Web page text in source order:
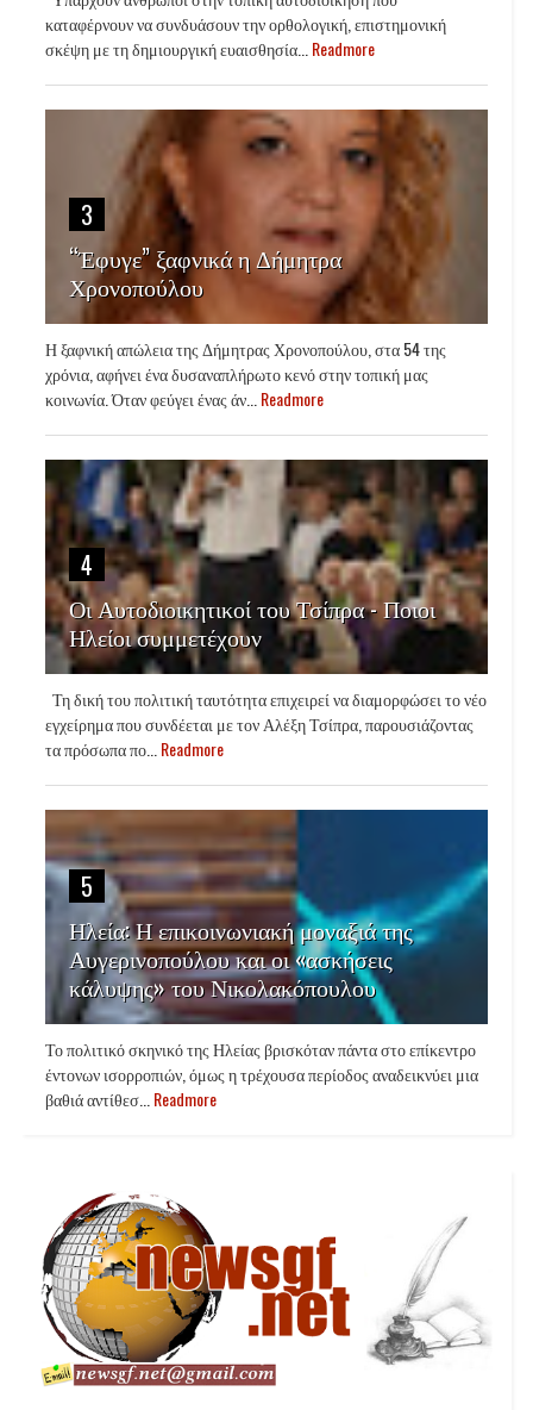
καταφέρνουν να συνδυάσουν την ορθολογική, επιστημονική
σκέψη με τη δημιουργική ευαισθησία...Readmore
3
“Έφυγε” ξαφνικά η Δήμητρα
Χρονοπούλου
Η ξαφνική απώλεια της Δήμητρας Χρονοπούλου, στα 54 της
χρόνια, αφήνει ένα δυσαναπλήρωτο κενό στην τοπική μας
κοινωνία. Όταν φεύγει ένας άν...Readmore
4
Οι Αυτοδιοικητικοί του Τσίπρα - Ποιοι
Ηλείοι συμμετέχουν
Τη δική του πολιτική ταυτότητα επιχειρεί να διαμορφώσει το νέο
εγχείρημα που συνδέεται με τον Αλέξη Τσίπρα, παρουσιάζοντας
τα πρόσωπα πο...Readmore
5
Ηλεία: Η επικοινωνιακή μοναξιά της
Αυγερινοπούλου και οι «ασκήσεις
κάλυψης» του Νικολακόπουλου
Το πολιτικό σκηνικό της Ηλείας βρισκόταν πάντα στο επίκεντρο
έντονων ισορροπιών, όμως η τρέχουσα περίοδος αναδεικνύει μια
βαθιά αντίθεσ...Readmore